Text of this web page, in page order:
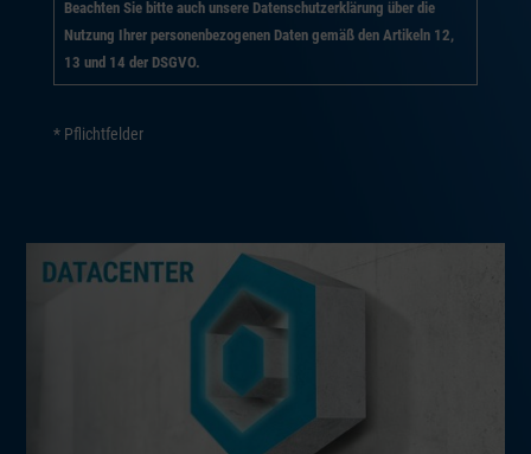
Beachten Sie bitte auch unsere Datenschutzerklärung über die
Nutzung Ihrer personenbezogenen Daten gemäß den Artikeln 12,
13 und 14 der DSGVO.
* Pflichtfelder